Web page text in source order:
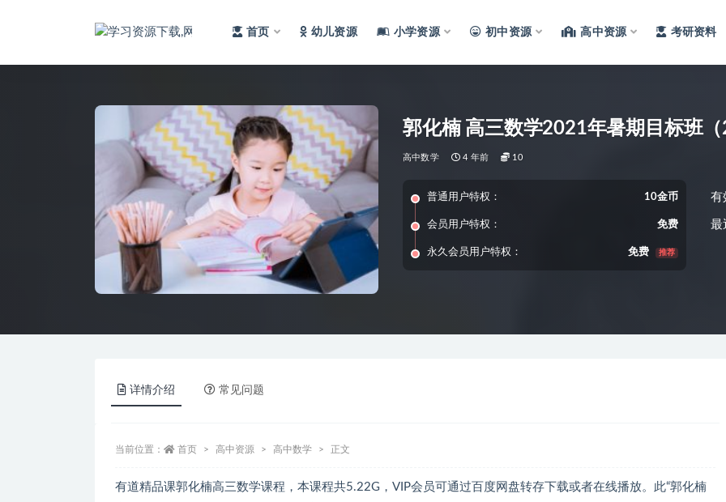
首页 幼儿资源 小学资源 初中资源 高中资源 考研资料
郭化楠 高三数学2021年暑期目标班
高中数学 4 年前 10
普通用户特权： 10金币
会员用户特权： 免费
永久会员用户特权： 免费 推荐
有
最
详情介绍 常见问题
当前位置： 首页 高中资源 高中数学 正文
有道精品课郭化楠高三数学课程，本课程共5.22G，VIP会员可通过百度网盘转存下载或者在线播放。此“郭化楠